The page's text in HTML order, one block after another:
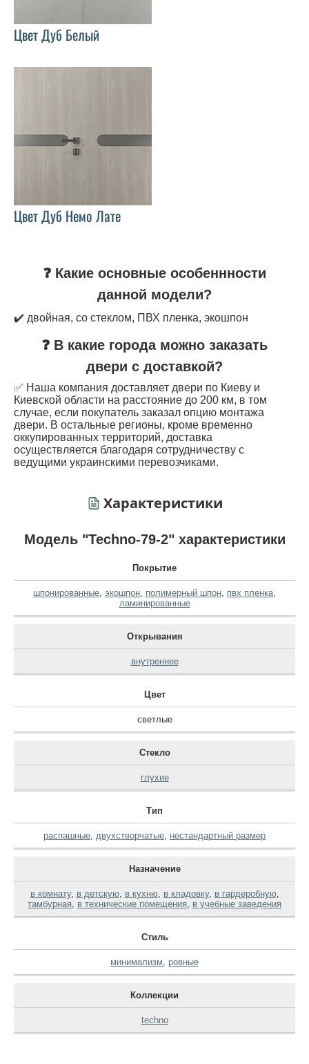
Цвет Дуб Белый
Цвет Дуб Немо Лате
❓ Какие основные особеннности
данной модели?
✔️ двойная, со стеклом, ПВХ пленка, экошпон
❓ В какие города можно заказать
двери с доставкой?
✅ Наша компания доставляет двери по Киеву и
Киевской области на расстояние до 200 км, в том
случае, если покупатель заказал опцию монтажа
двери. В остальные регионы, кроме временно
оккупированных территорий, доставка
осуществляется благодаря сотрудничеству с
ведущими украинскими перевозчиками.
Характеристики
Модель "Techno-79-2" характеристики
Покрытие
шпонированные экошпон полимерный шпон пвх пленка
ламинированные
Открывания
внутреннее
Цвет
светлые
Стекло
глухие
Тип
распашные двухстворчатые нестандартный размер
Назначение
в комнату, в детскую, в кухню, в кладовку, в гардеробную,
тамбурная
в технические помещения в учебные заведения
Стиль
минимализм ровные
Коллекции
techno